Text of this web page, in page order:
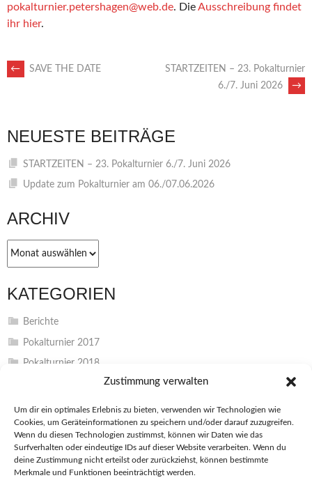
Zustimmung verwalten
Um dir ein optimales Erlebnis zu bieten, verwenden wir Technologien wie
Cookies, um Geräteinformationen zu speichern und/oder darauf zuzugreifen.
Wenn du diesen Technologien zustimmst, können wir Daten wie das
Surfverhalten oder eindeutige IDs auf dieser Website verarbeiten. Wenn du
deine Zustimmung nicht erteilst oder zurückziehst, können bestimmte
Merkmale und Funktionen beeinträchtigt werden.
pokalturnier.petershagen@web.de. DieAusschreibung findet
ihr hier.
ARTIKEL-
← SAVE THE DATE
STARTZEITEN – 23. Pokalturnier
6./7. Juni 2026
→
NEUESTE BEITRÄGE
STARTZEITEN – 23. Pokalturnier 6./7. Juni 2026
Update zum Pokalturnier am 06./07.06.2026
ARCHIV
KATEGORIEN
Berichte
Pokalturnier 2017
Pokalturnier 2018
Pokalturnier 2022
Pokalturnier 2023
Pokalturnier 2024
Unkategorisiert